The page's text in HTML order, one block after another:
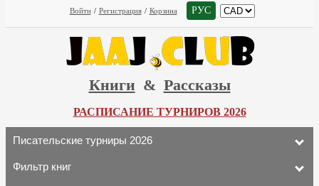
Войти / Регистрация / Корзина РУС
Книги & Рассказы
РАСПИСАНИЕ ТУРНИРОВ 2026
Писательские турниры 2026
Фильтр книг